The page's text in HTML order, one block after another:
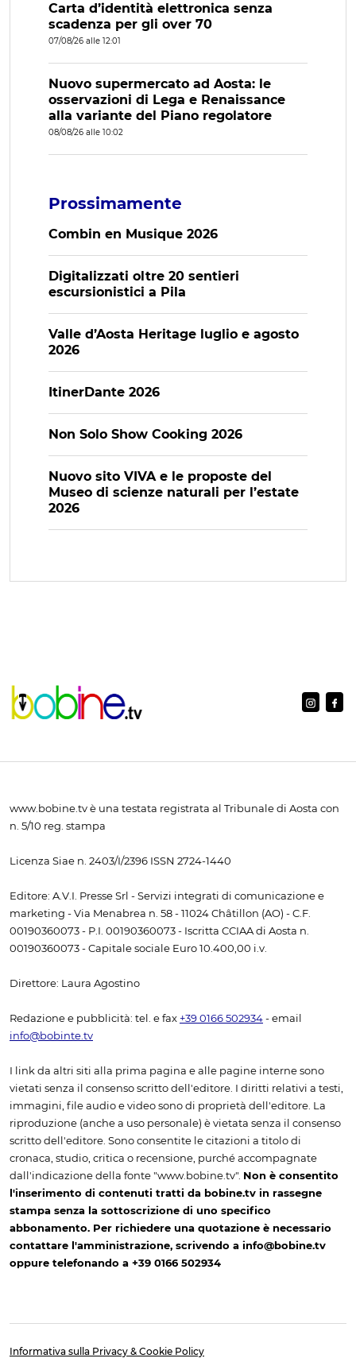
Carta d’identità elettronica senza
scadenza per gli over 70
07/08/26 alle 12:01
Nuovo supermercato ad Aosta: le
osservazioni di Lega e Renaissance
alla variante del Piano regolatore
08/08/26 alle 10:02
Prossimamente
Combin en Musique 2026
Digitalizzati oltre 20 sentieri
escursionistici a Pila
Valle d’Aosta Heritage luglio e agosto
2026
ItinerDante 2026
Non Solo Show Cooking 2026
Nuovo sito VIVA e le proposte del
Museo di scienze naturali per l’estate
2026
www.bobine.tv è una testata registrata al Tribunale di Aosta con
n. 5/10 reg. stampa
Licenza Siae n. 2403/I/2396 ISSN 2724-1440
Editore: A.V.I. Presse Srl - Servizi integrati di comunicazione e
marketing - Via Menabrea n. 58 - 11024 Châtillon (AO) - C.F.
00190360073 - P.I. 00190360073 - Iscritta CCIAA di Aosta n.
00190360073 - Capitale sociale Euro 10.400,00 i.v.
Direttore: Laura Agostino
Redazione e pubblicità: tel. e fax +39 0166 502934 - email
info@bobinte.tv
I link da altri siti alla prima pagina e alle pagine interne sono
vietati senza il consenso scritto dell'editore. I diritti relativi a testi,
immagini, file audio e video sono di proprietà dell'editore. La
riproduzione (anche a uso personale) è vietata senza il consenso
scritto dell'editore. Sono consentite le citazioni a titolo di
cronaca, studio, critica o recensione, purché accompagnate
dall'indicazione della fonte "www.bobine.tv". Non è consentito
l'inserimento di contenuti tratti da bobine.tv in rassegne
stampa senza la sottoscrizione di uno specifico
abbonamento. Per richiedere una quotazione è necessario
contattare l'amministrazione, scrivendo a info@bobine.tv
oppure telefonando a +39 0166 502934
Informativa sulla Privacy & Cookie Policy